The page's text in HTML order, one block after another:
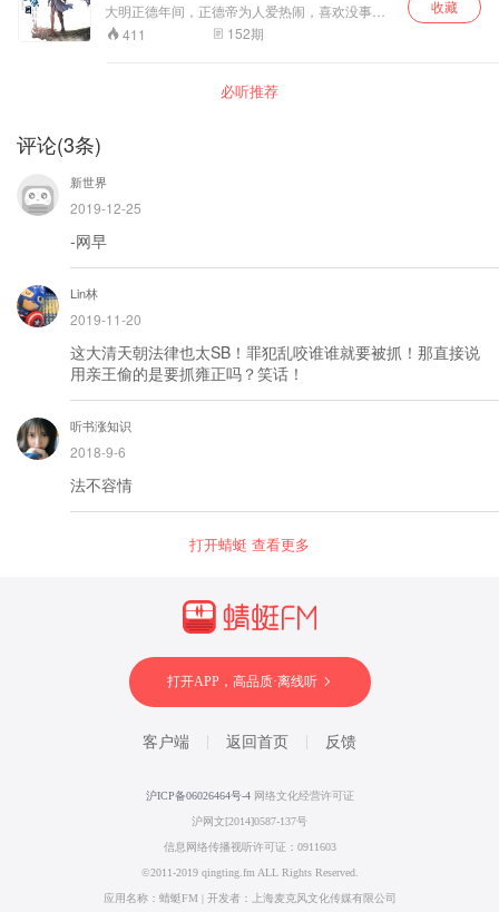
走，改名为郦君玉.....
大明正德年间，正德帝为人爱热闹，喜欢没事找
事。当时的朝政被刘瑾一手把握，陷害忠良、贪
官横向、百姓怨声载道。这时期的龙宝山就出生
宁。本书有马长辉先生播讲，敬请收听。
411 152期
收藏
必听推荐
评论(3条)
新世界
2019-12-25
-网早
Lin林
2019-11-20
这大清天朝法律也太SB！罪犯乱咬谁谁就要被抓！那直接说
用亲王偷的是要抓雍正吗？笑话！
听书涨知识
2018-9-6
法不容情
打开蜻蜓 查看更多
打开APP，高品质·离线听
客户端 返回首页 反馈
沪ICP备06026464号-4 网络文化经营许可证
沪网文[2014]0587-137号
信息网络传播视听许可证：0911603
©2011-2019 qingting.fm ALL Rights Reserved.
应用名称：蜻蜓FM | 开发者：上海麦克风文化传媒有限公司